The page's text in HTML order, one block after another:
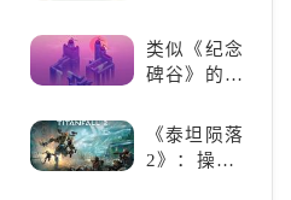
游为何能俘
获玩家心？
类似《纪念
碑谷》的解
荐：体验沉
浸式解谜，
《泰坦陨落
2》：操控